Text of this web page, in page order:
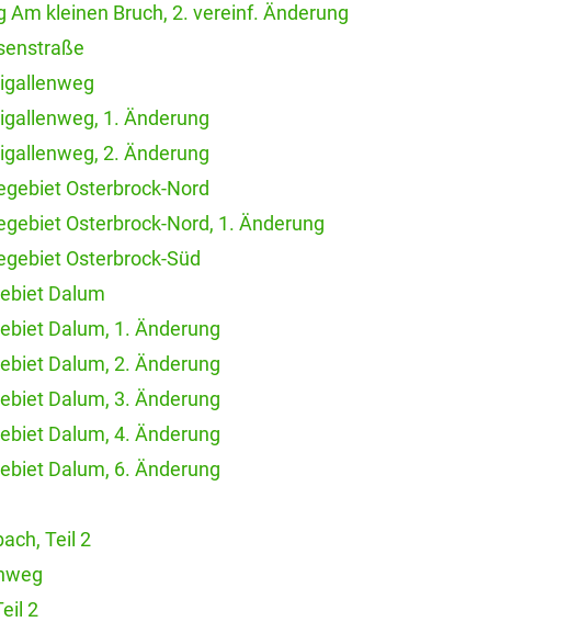
Am kleinen Bruch, 2. vereinf. Änderung
1. Änderung
2. Änderung
Osterbrock-Nord
Osterbrock-Nord, 1. Änderung
Osterbrock-Süd
Dalum
Dalum, 1. Änderung
Dalum, 2. Änderung
Dalum, 3. Änderung
Dalum, 4. Änderung
Dalum, 6. Änderung
Teil 2
2